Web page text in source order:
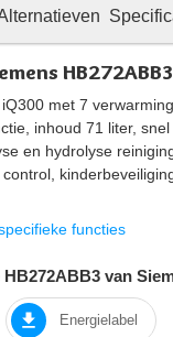
met 7
inhoud 71 liter, snel
en hydrolyse
functies
van
Energielabel